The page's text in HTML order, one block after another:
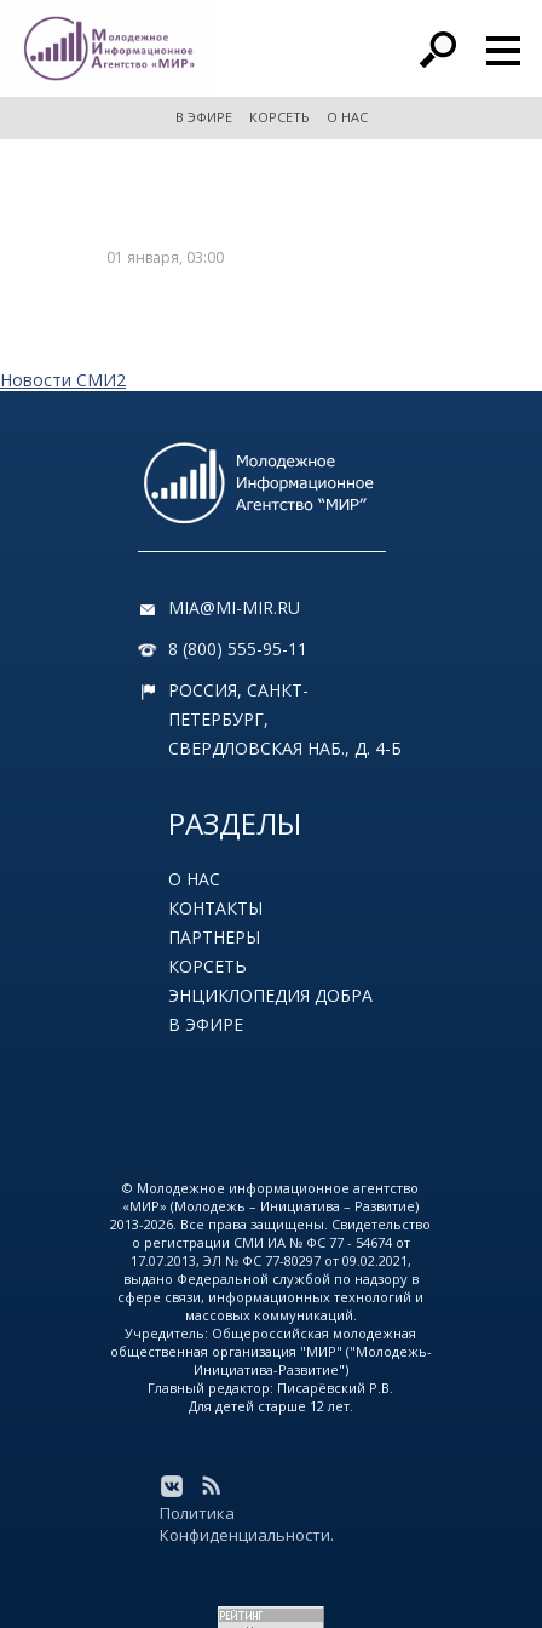
расширенный поиск
В ЭФИРЕ КОРСЕТЬ О НАС
01 января, 03:00
Новости СМИ2
MIA@MI-MIR.RU
8 (800) 555-95-11
РОССИЯ, САНКТ-
ПЕТЕРБУРГ,
СВЕРДЛОВСКАЯ НАБ., Д. 4-Б
РАЗДЕЛЫ
О НАС
КОНТАКТЫ
ПАРТНЕРЫ
КОРСЕТЬ
ЭНЦИКЛОПЕДИЯ ДОБРА
В ЭФИРЕ
© Молодежное информационное агентство
«МИР» (Молодежь – Инициатива – Развитие)
2013-2026. Все права защищены. Свидетельство
о регистрации СМИ ИА № ФС 77 - 54674 от
17.07.2013, ЭЛ № ФС 77-80297 от 09.02.2021,
выдано Федеральной службой по надзору в
сфере связи, информационных технологий и
массовых коммуникаций.
Учредитель: Общероссийская молодежная
общественная организация "МИР" ("Молодежь-
Инициатива-Развитие")
Главный редактор: Писарёвский Р.В.
Для детей старше 12 лет.
Политика
Конфиденциальности.